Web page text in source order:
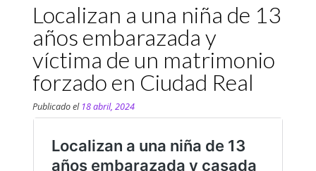
Localizan a una niña de 13
años embarazada y
víctima de un matrimonio
forzado en Ciudad Real
Publicado el 18 abril, 2024